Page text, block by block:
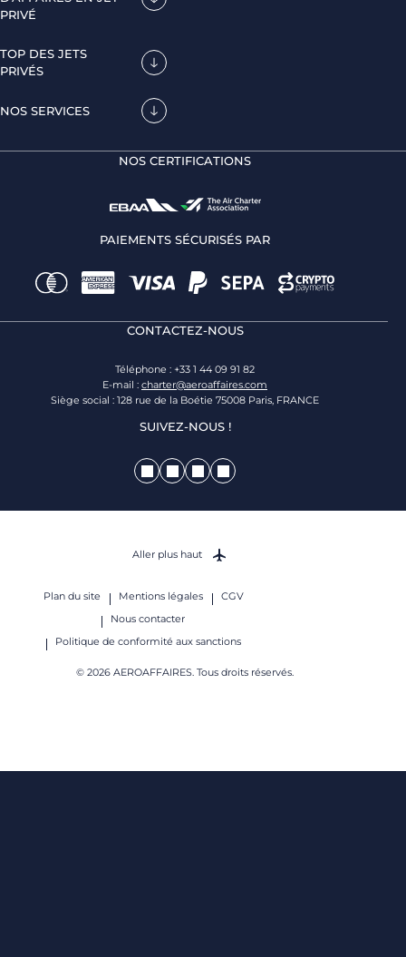
PRIVÉ
TOP DES JETS
PRIVÉS
NOS SERVICES
NOS CERTIFICATIONS
PAIEMENTS SÉCURISÉS PAR
CONTACTEZ-NOUS
Téléphone : +33 1 44 09 91 82
E-mail : charter@aeroaffaires.com
Siège social : 128 rue de la Boétie 75008 Paris, FRANCE
SUIVEZ-NOUS !
Plan du site Mentions légales
CGV
Nous contacter
Politique de conformité aux sanctions
© 2026 AEROAFFAIRES. Tous droits réservés.
Aller plus haut